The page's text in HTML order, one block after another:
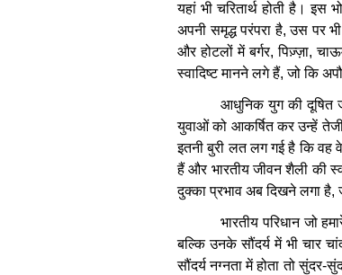
यहां भी चरितार्थ होती है। इस
अपनी समृद्ध परंपरा है,उस पर भी
और होटलों में बर्गर,पिज़्ज़ा,
स्वादिष्ट मानने लगे हैं,जो कि
आधुनिक युग की दूषित
युवाओं को आकर्षित कर उन्हें
इतनी बुरी लत लग गई है कि वह वे
हैं और भारतीय जीवन शैली की
दुक्का प्रभाव अब दिखने लगा है,
भारतीय परिधान जो
बल्कि उनके सौंदर्य में भी चार
सौंदर्य नग्नता में होता तो सुंदर-